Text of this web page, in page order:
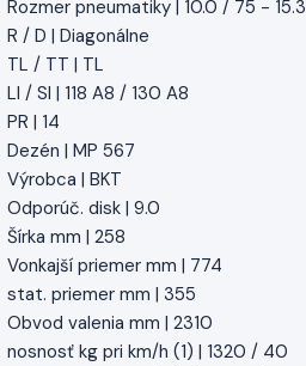
Rozmer pneumatiky | 10.0 / 75 - 15.3
R / D | Diagonálne
TL / TT | TL
LI / SI | 118 A8 / 130 A8
PR | 14
Dezén | MP 567
Výrobca | BKT
Odporúč. disk | 9.0
Šírka mm | 258
Vonkajší priemer mm | 774
stat. priemer mm | 355
Obvod valenia mm | 2310
nosnosť kg pri km/h (1) | 1320 / 40